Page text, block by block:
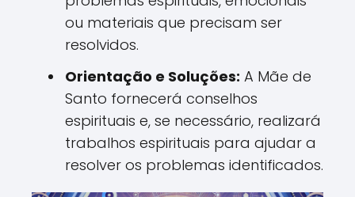
ou materiais que precisam ser
resolvidos.
Orientação e Soluções: A Mãe de
Santo fornecerá conselhos
espirituais e, se necessário, realizará
trabalhos espirituais para ajudar a
resolver os problemas identificados.